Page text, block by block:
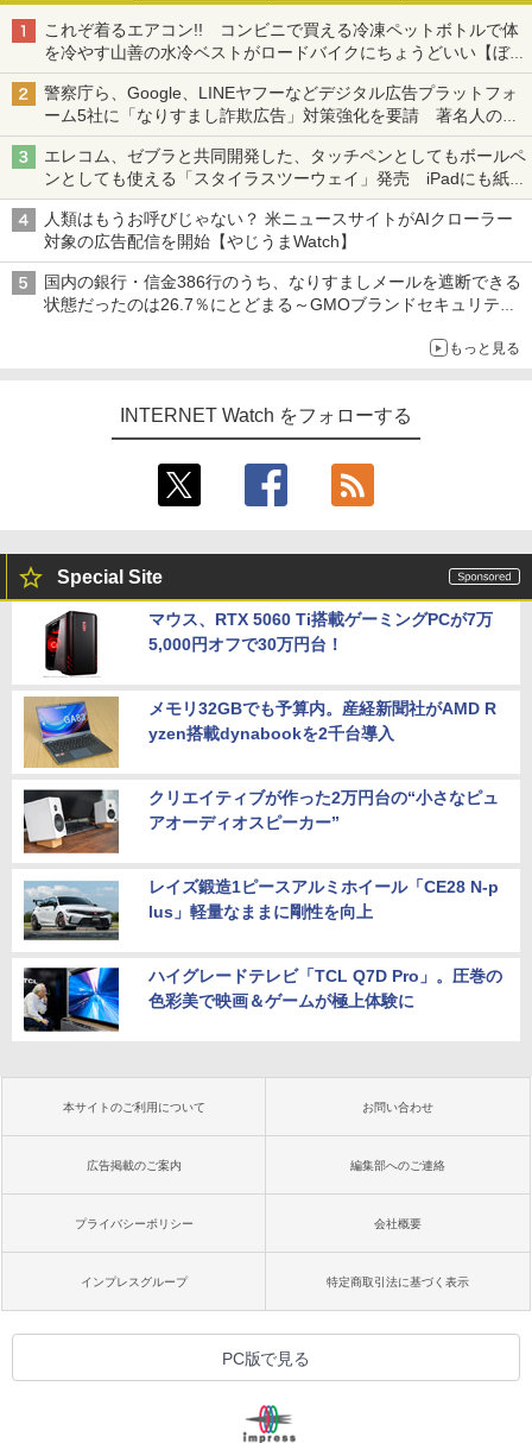
これぞ着るエアコン!! コンビニで買える冷凍ペットボトルで体
を冷やす山善の水冷ベストがロードバイクにちょうどいい【ぼっ
ち・ざ・ろーど！その14】【空いた時間でなにしてる？】
警察庁ら、Google、LINEヤフーなどデジタル広告プラットフォ
ーム5社に「なりすまし詐欺広告」対策強化を要請 著名人の写
真や映像を使った投資詐欺などへの対策として
エレコム、ゼブラと共同開発した、タッチペンとしてもボールペ
ンとしても使える「スタイラスツーウェイ」発売 iPadにも紙に
も、持ち替えずに書き込める
人類はもうお呼びじゃない？ 米ニュースサイトがAIクローラー
対象の広告配信を開始【やじうまWatch】
国内の銀行・信金386行のうち、なりすましメールを遮断できる
状態だったのは26.7％にとどまる～GMOブランドセキュリティ
もっと見る
INTERNET Watch をフォローする
Special Site
マウス、RTX 5060 Ti搭載ゲーミングPCが7万
5,000円オフで30万円台！
メモリ32GBでも予算内。産経新聞社がAMD R
yzen搭載dynabookを2千台導入
クリエイティブが作った2万円台の“小さなピュ
アオーディオスピーカー”
レイズ鍛造1ピースアルミホイール「CE28 N-p
lus」軽量なままに剛性を向上
ハイグレードテレビ「TCL Q7D Pro」。圧巻の
色彩美で映画＆ゲームが極上体験に
本サイトのご利用について お問い合わせ
広告掲載のご案内 編集部へのご連絡
プライバシーポリシー 会社概要
インプレスグループ 特定商取引法に基づく表示
PC版で見る